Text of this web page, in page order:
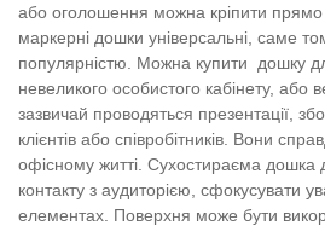
або оголошення можна кріпити
маркерні дошки універсальні, саме
популярністю. Можна купити дошку
невеликого особистого кабінету, або
зазвичай проводяться презентації,
клієнтів або співробітників. Вони
офісному житті. Сухостираєма дошка
контакту з аудиторією, сфокусувати
елементах. Поверхня може бути